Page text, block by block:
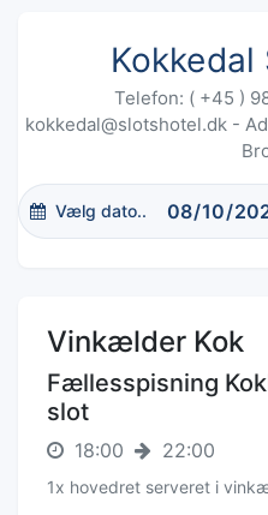
Telefon: ( +45 )
kokkedal@slotshotel.dk -
Vælg dato..
Vinkælder Kok
Fællesspisning
slot
18:00 22:00
1x hovedret serveret i